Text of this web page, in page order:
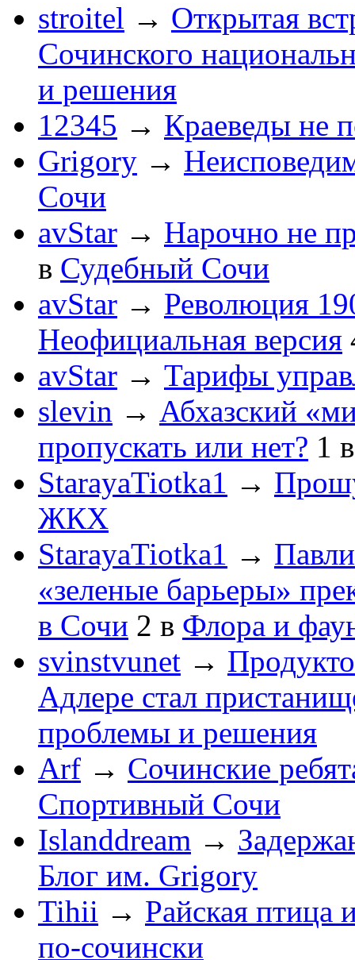
stroitel → Открытая
Сочинского
и решения
12345 → Краеведы не
Grigory →
Сочи
avStar → Нарочно не
в Судебный Сочи
avStar → Революция
Неофициальная версия
avStar → Тарифы
slevin → Абхазский
пропускать или нет? 1
StarayaTiotka1 →
ЖКХ
StarayaTiotka1 →
«зеленые барьеры»
в Сочи 2 в Флора и
svinstvunet →
Адлере стал
проблемы и решения
Arf → Сочинские
Спортивный Сочи
Islanddream →
Блог им. Grigory
Tihii → Райская птица
по-cочински